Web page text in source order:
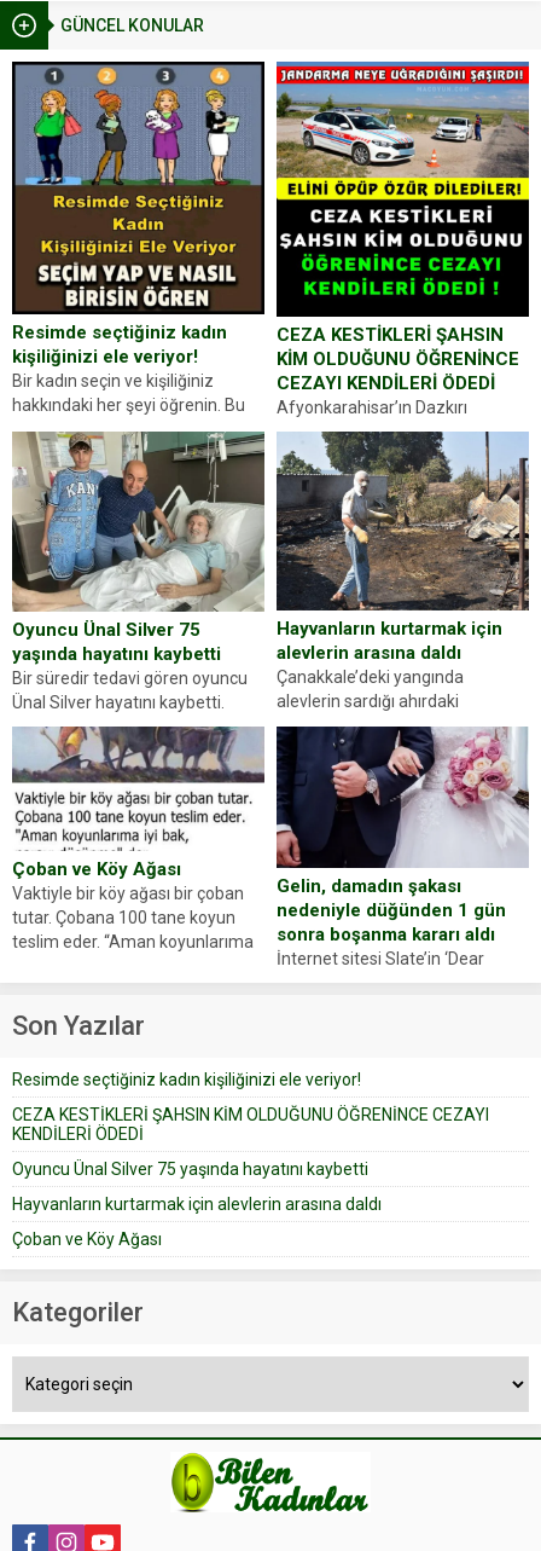
GÜNCEL KONULAR
Resimde seçtiğiniz kadın
kişiliğinizi ele veriyor!
Bir kadın seçin ve kişiliğiniz
hakkındaki her şeyi öğrenin. Bu
kez karşınıza oldukça farklı bir
kişilik testiyle çıkıyoruz. Resimde
gördüğünüz kadın figürlerinden
dikkatinizi en...
CEZA KESTİKLERİ ŞAHSIN
KİM OLDUĞUNU ÖĞRENİNCE
CEZAYI KENDİLERİ ÖDEDİ
Afyonkarahisar’ın Dazkırı
ilçesinde trafik uygulaması
yapan jandarma ekipleri
durdurdukları bir otomobilin
sürücüsünden ehliyet ve ruhsat
sorup belgelerini istedi. Sürücü
Abdurrahman Ö.nün verdiği
evraklarda eksik olduğunu...
Oyuncu Ünal Silver 75
yaşında hayatını kaybetti
Bir süredir tedavi gören oyuncu
Ünal Silver hayatını kaybetti.
Haberi, oyuncunun menajerlik
ajansı duyurdu. Renda Güner,
sosyal medya hesabında “Usta
Oyuncumuz ve çok değerli
dostumuz...
Hayvanların kurtarmak için
alevlerin arasına daldı
Çanakkale’deki yangında
alevlerin sardığı ahırdaki
hayvanlarını kurtarmak isteyen
Zeki Demir (66) ölümden döndü.
Yüzünde ve ellerinde yanıklar
oluşan Demir, kâbus dolu anları
anlattı… Merkeze bağlı...
Çoban ve Köy Ağası
Vaktiyle bir köy ağası bir çoban
tutar. Çobana 100 tane koyun
teslim eder. “Aman koyunlarıma
Çoban koyunları alır gider. Aylar...
Gelin, damadın şakası
nedeniyle düğünden 1 gün
sonra boşanma kararı aldı
İnternet sitesi Slate’in ‘Dear
Prudence’ isimli tavsiye köşesine
yapıştırdığı için düğünden...
Son Yazılar
Resimde seçtiğiniz kadın kişiliğinizi ele veriyor!
CEZA KESTİKLERİ ŞAHSIN KİM OLDUĞUNU ÖĞRENİNCE CEZAYI
KENDİLERİ ÖDEDİ
Oyuncu Ünal Silver 75 yaşında hayatını kaybetti
Hayvanların kurtarmak için alevlerin arasına daldı
Çoban ve Köy Ağası
Kategoriler